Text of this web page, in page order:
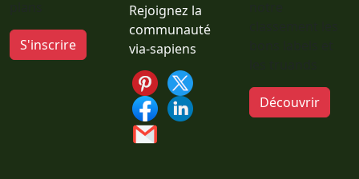
S'inscrire
Rejoignez la
communauté
via-sapiens
Découvrir